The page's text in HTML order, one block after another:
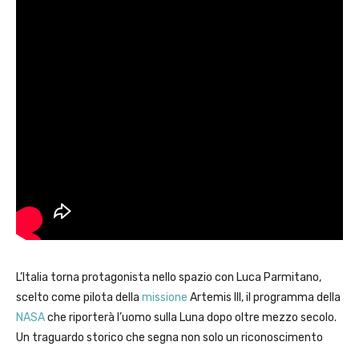
L’Italia torna protagonista nello spazio con Luca Parmitano,
scelto come pilota della missione Artemis III, il programma della
NASAche riporterà l’uomo sulla Luna dopo oltre mezzo secolo.
Un traguardo storico che segna non solo un riconoscimento